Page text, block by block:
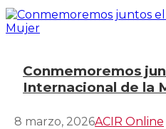
Conmemoremos
Internacional de la
8 marzo, 2026ACIR Online